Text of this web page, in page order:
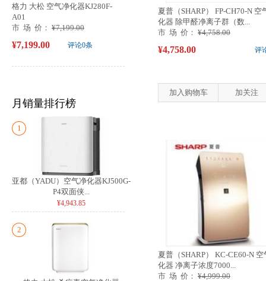
格力 大松 空气净化器KJ280F-
A01
市 场 价： ¥7,199.00
评论0条
¥7,199.00
月销量排行榜
1
亚都（YADU）空气净化器KJ500G-
P4双面侠...
¥4,943.85
2
夏普（SHARP） FP-CH70-N 空
化器 除甲醛净离子群（数...
市 场 价： ¥4,758.00
评
¥4,758.00
加入购物车 加关注
夏普（SHARP） KC-CE60-N 空
化器 净离子浓度7000...
市 场 价： ¥4,999.00